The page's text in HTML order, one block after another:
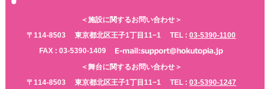
＜施設に関するお問い合わせ＞
〒114-8503
東京都北区王子1丁目11−1 TEL :03-5390-1100
FAX : 03-5390-1409
＜舞台に関するお問い合わせ＞
〒114-8503
東京都北区王子1丁目11−1 TEL : 03-5390-1247